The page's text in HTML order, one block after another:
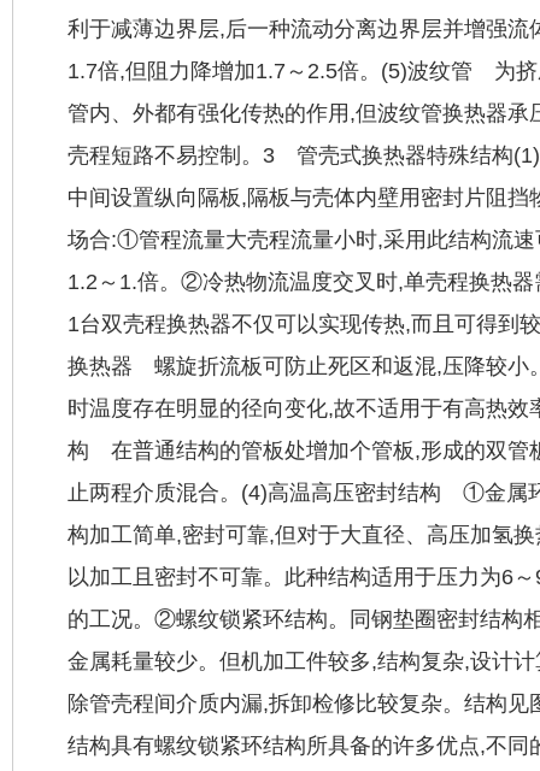
利于减薄边界层,后一种流动分离边界层并增强流
1.7倍,但阻力降增加1.7～2.5倍。(5)波纹管 为
管内、外都有强化传热的作用,但波纹管换热器承
壳程短路不易控制。3 管壳式换热器特殊结构
中间设置纵向隔板,隔板与壳体内壁用密封片阻挡
场合:①管程流量大壳程流量小时,采用此结构流
1.2～1.倍。②冷热物流温度交叉时,单壳程换热
1台双壳程换热器不仅可以实现传热,而且可得到
换热器 螺旋折流板可防止死区和返混,压降较小
时温度存在明显的径向变化,故不适用于有高热效
构 在普通结构的管板处增加个管板,形成的双管
止两程介质混合。(4)高温高压密封结构 ①金属
构加工简单,密封可靠,但对于大直径、高压加氢
以加工且密封不可靠。此种结构适用于压力为6
的工况。②螺纹锁紧环结构。同钢垫圈密封结构
金属耗量较少。但机加工件较多,结构复杂,设计
除管壳程间介质内漏,拆卸检修比较复杂。结构
结构具有螺纹锁紧环结构所具备的许多优点,不同